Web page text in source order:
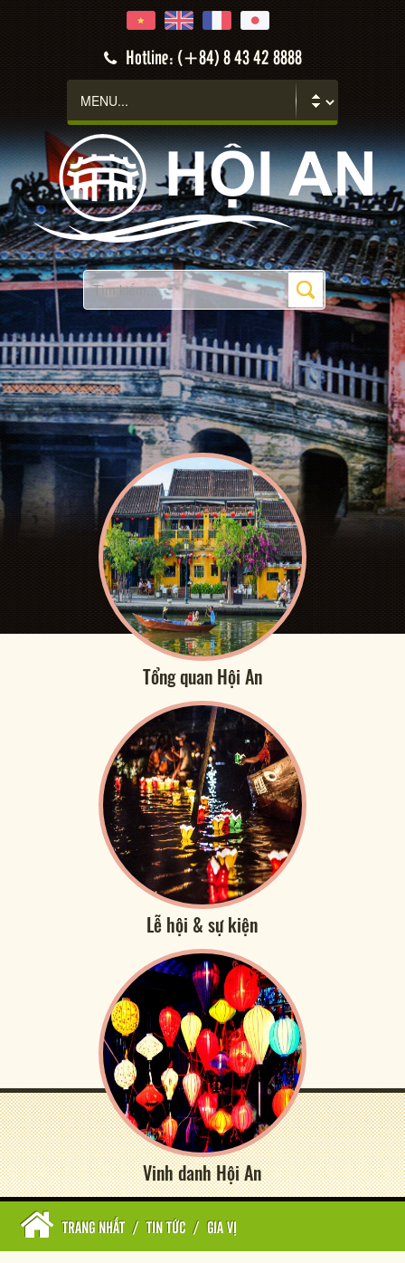
Hotline: (+84) 8 43 42 8888
Tổng quan Hội An
Lễ hội & sự kiện
Vinh danh Hội An
TRANG NHẤT / TIN TỨC / GIA VỊ